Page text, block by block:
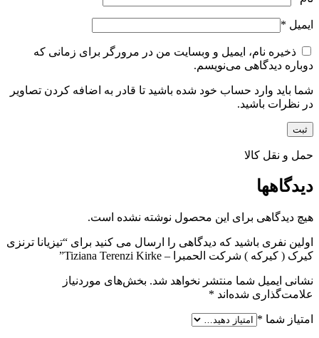
ایمیل *
ذخیره نام، ایمیل و وبسایت من در مرورگر برای زمانی که
دوباره دیدگاهی می‌نویسم.
شما باید وارد حساب خود شده باشید تا قادر به اضافه کردن تصاویر
در نظرات باشید.
حمل و نقل کالا
دیدگاهها
هیچ دیدگاهی برای این محصول نوشته نشده است.
اولین نفری باشید که دیدگاهی را ارسال می کنید برای “تیزیانا ترنزی
کیرک ( کیرکه ) شرکت الحمبرا – Tiziana Terenzi Kirke”
نشانی ایمیل شما منتشر نخواهد شد. بخش‌های موردنیاز
علامت‌گذاری شده‌اند *
امتیاز شما *